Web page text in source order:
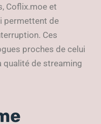
Coflix.moe et
permettent de
Ces
proches de celui
qualité de streaming